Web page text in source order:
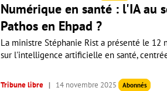
Numérique en santé : l'IA au
Pathos en Ehpad ?
La ministre Stéphanie Rist a présenté le 12
sur l'intelligence artificielle en santé,
Tribune libre 14 novembre 2025 Abonnés